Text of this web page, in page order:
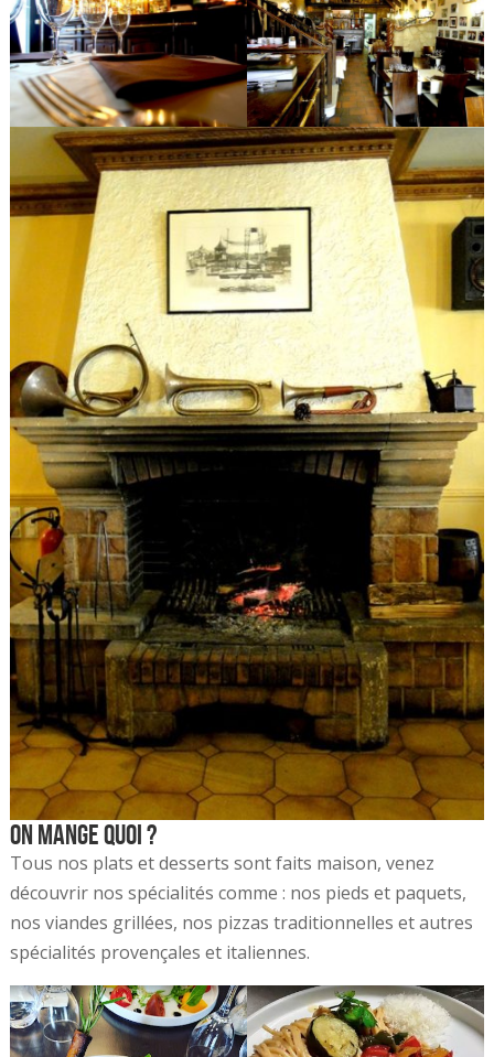
On mange quoi ?
Tous nos plats et desserts sont faits maison, venez
découvrir nos spécialités comme : nos pieds et paquets,
nos viandes grillées, nos pizzas traditionnelles et autres
spécialités provençales et italiennes.